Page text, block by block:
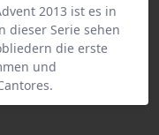
2013 ist es in
dieser Serie sehen
die erste
und